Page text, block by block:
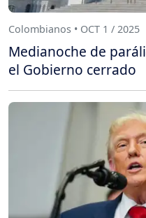
Colombianos • OCT 1 / 2025
Medianoche de
el Gobierno cerrado